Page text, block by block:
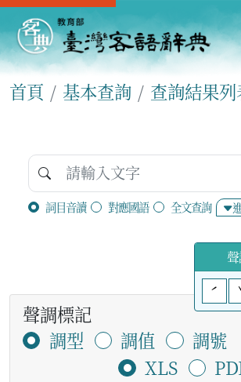
首頁 基本查詢 查詢結果列
詞目音讀 對應國語 全文查詢
ˊ
聲調標記
調型
調值
調號
XLS